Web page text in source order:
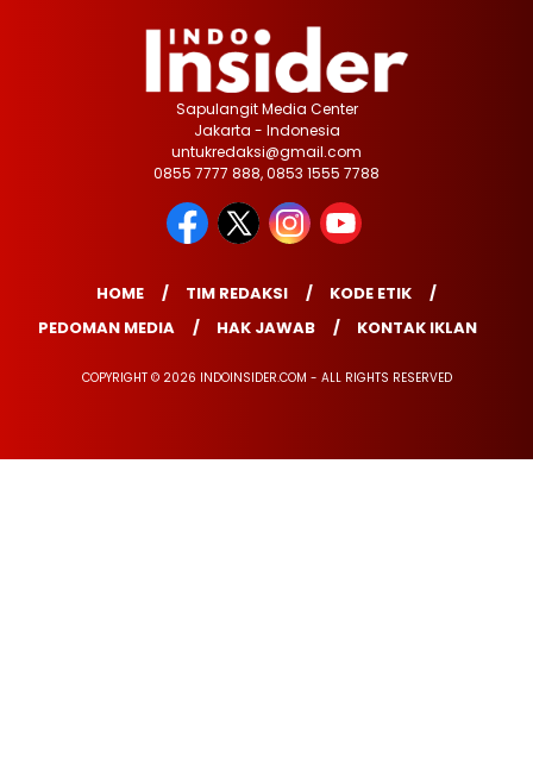
Sapulangit Media Center
Jakarta - Indonesia
untukredaksi@gmail.com
0855 7777 888, 0853 1555 7788
HOME TIM REDAKSI
KODE ETIK
PEDOMAN MEDIA
HAK JAWAB KONTAK IKLAN
COPYRIGHT © 2026 INDOINSIDER.COM - ALL RIGHTS RESERVED